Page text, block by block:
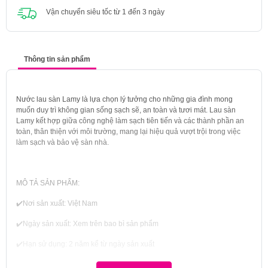
Vận chuyển siêu tốc từ 1 đến 3 ngày
Thông tin sản phẩm
Nước lau sàn Lamy là lựa chọn lý tưởng cho những gia đình mong
muốn duy trì không gian sống sạch sẽ, an toàn và tươi mát. Lau sàn
Lamy kết hợp giữa công nghệ làm sạch tiên tiến và các thành phần an
toàn, thân thiện với môi trường, mang lại hiệu quả vượt trội trong việc
làm sạch và bảo vệ sàn nhà.
MÔ TẢ SẢN PHẨM:
✔️Nơi sản xuất: Việt Nam
✔️Ngày sản xuất: Xem trên bao bì sản phẩm